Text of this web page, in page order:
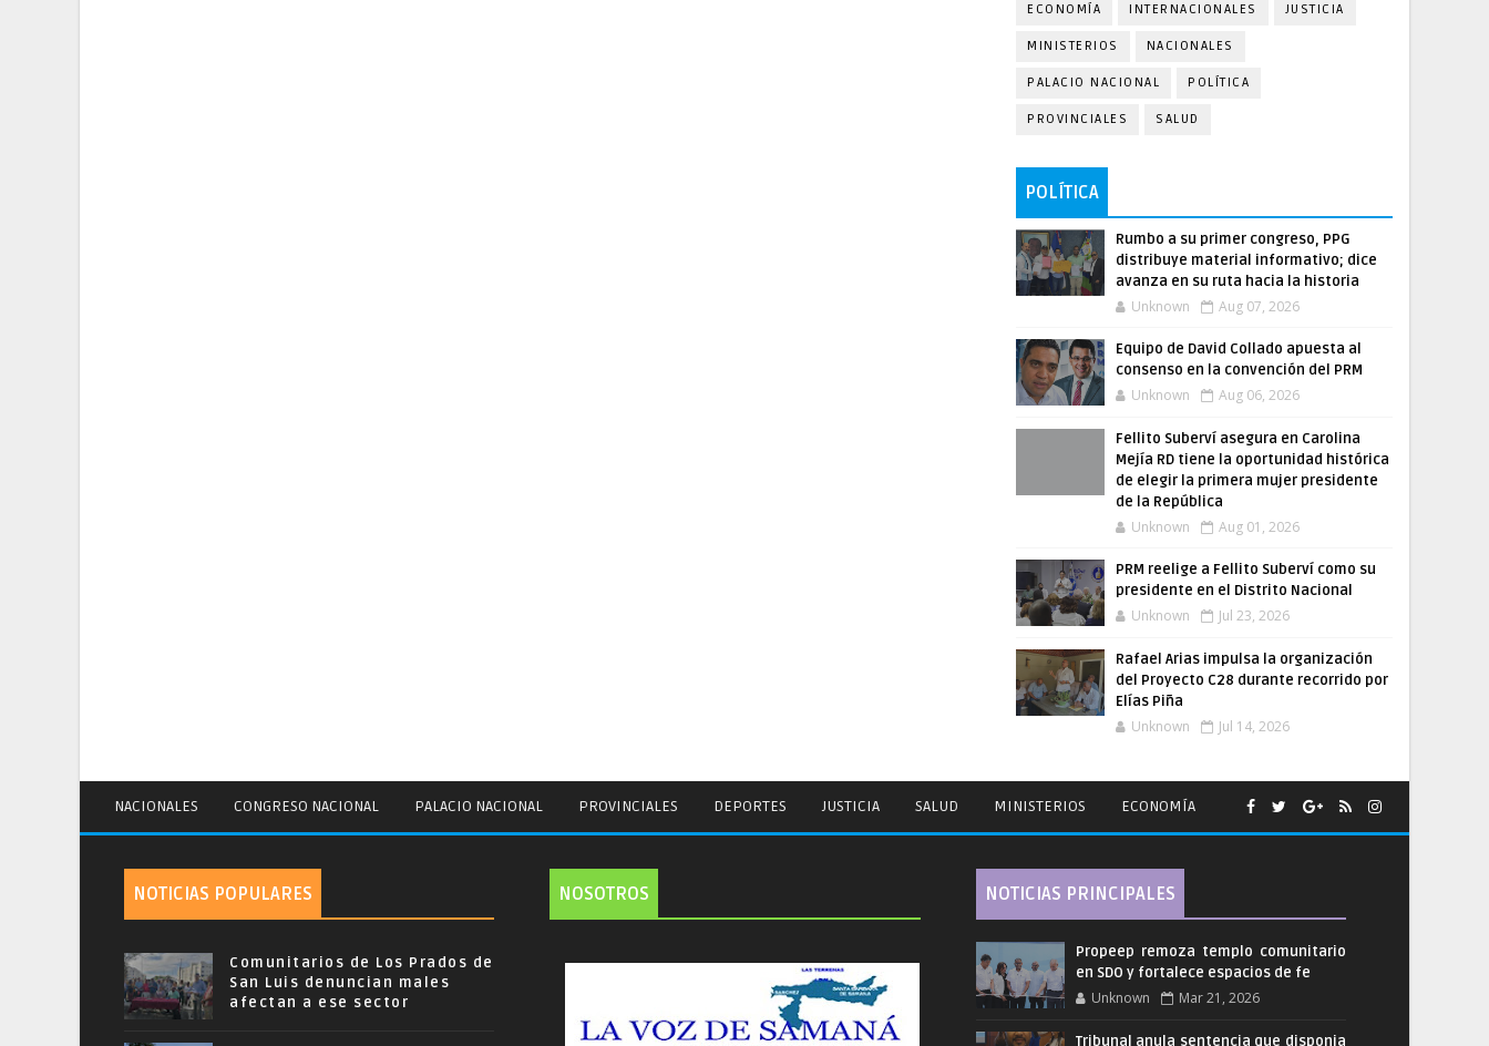
ECONOMÍA INTERNACIONALES JUSTICIA
MINISTERIOS NACIONALES
PALACIO NACIONAL POLÍTICA
PROVINCIALES SALUD
POLÍTICA
Rumbo a su primer congreso, PPG
distribuye material informativo; dice
avanza en su ruta hacia la historia
Unknown Aug 07, 2026
Equipo de David Collado apuesta al
consenso en la convención del PRM
Unknown Aug 06, 2026
Fellito Suberví asegura en Carolina
Mejía RD tiene la oportunidad histórica
de elegir la primera mujer presidente
de la República
Unknown Aug 01, 2026
PRM reelige a Fellito Suberví como su
presidente en el Distrito Nacional
Unknown Jul 23, 2026
Rafael Arias impulsa la organización
del Proyecto C28 durante recorrido por
Elías Piña
Unknown Jul 14, 2026
NACIONALES CONGRESO NACIONAL PALACIO NACIONAL PROVINCIALES DEPORTES JUSTICIA SALUD MINISTERIOS ECONOMÍA
NOTICIAS POPULARES
Comunitarios de Los Prados de
San Luis denuncian males
afectan a ese sector
NOSOTROS NOTICIAS PRINCIPALES
Propeep remoza templo comunitario
en SDO y fortalece espacios de fe
Unknown Mar 21, 2026
Tribunal anula sentencia que disponia